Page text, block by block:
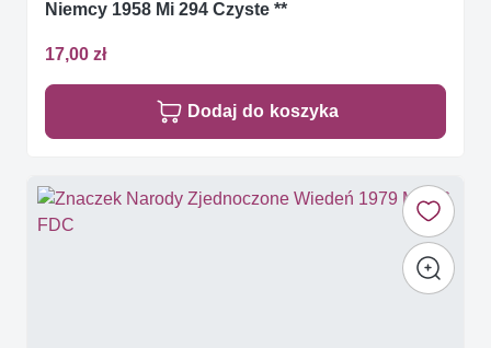
Niemcy 1958 Mi 294 Czyste **
17,00 zł
Dodaj do koszyka